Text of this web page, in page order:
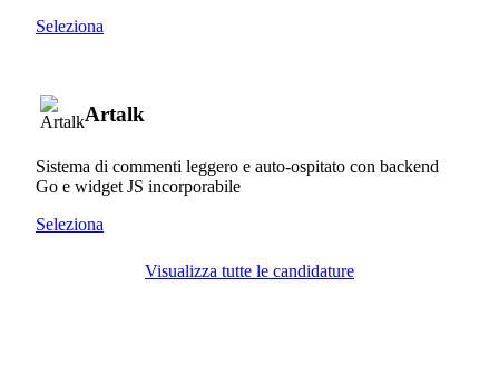
Seleziona
Artalk
Sistema di commenti leggero e auto-ospitato con backend
Go e widget JS incorporabile
Seleziona
Visualizza tutte le candidature